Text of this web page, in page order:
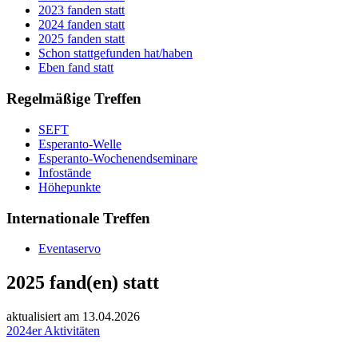
2023 fanden statt
2024 fanden statt
2025 fanden statt
Schon stattgefunden hat/haben
Eben fand statt
Regelmäßige Treffen
SEFT
Esperanto-Welle
Esperanto-Wochenendseminare
Infostände
Höhepunkte
Internationale Treffen
Eventaservo
2025 fand(en) statt
aktualisiert am 13.04.2026
2024er Aktivitäten